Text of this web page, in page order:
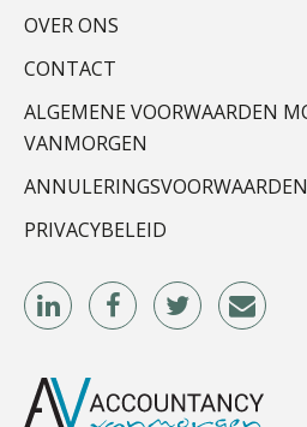
OVER ONS
CONTACT
ALGEMENE VOORWAARDEN
VANMORGEN
ANNULERINGSVOORWAARDEN
PRIVACYBELEID